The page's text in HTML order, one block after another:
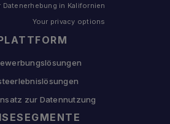
zur Datennutzung
Datenerhebung in Kalifornien
Your privacy options